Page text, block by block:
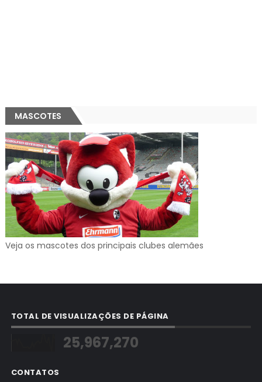
MASCOTES
Veja os mascotes dos principais clubes alemães
TOTAL DE VISUALIZAÇÕES DE PÁGINA
25,967,270
CONTATOS